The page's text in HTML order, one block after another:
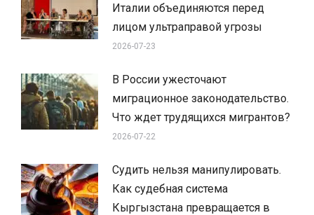
Италии объединяются перед
лицом ультраправой угрозы
2026-07-23
В России ужесточают
миграционное законодательство.
Что ждет трудящихся мигрантов?
2026-07-22
Судить нельзя манипулировать.
Как судебная система
Кыргызстана превращается в